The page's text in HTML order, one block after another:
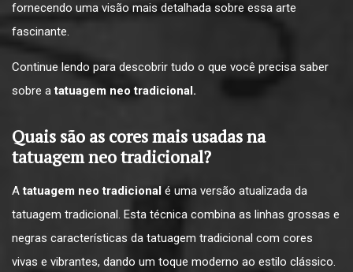
fornecendo uma visão mais detalhada sobre essa arte
fascinante.
Continue lendo para descobrir tudo o que você precisa saber
sobre atatuagem neo tradicional.
Quais são as cores mais usadas na
tatuagem neo tradicional?
Atatuagem neo tradicional é uma versão atualizada da
tatuagem tradicional. Esta técnica combina as linhas grossas e
negras características da tatuagem tradicional com cores
vivas e vibrantes, dando um toque moderno ao estilo clássico.